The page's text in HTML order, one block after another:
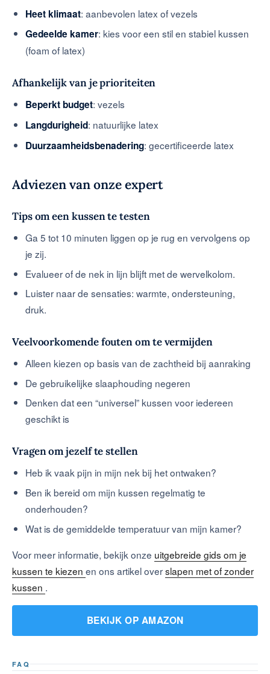
Heet klimaat: aanbevolen latex of vezels
Gedeelde kamer: kies voor een stil en stabiel kussen
(foam of latex)
Afhankelijk van je prioriteiten
Beperkt budget: vezels
Langdurigheid: natuurlijke latex
Duurzaamheidsbenadering: gecertificeerde latex
Adviezen van onze expert
Tips om een kussen te testen
Ga 5 tot 10 minuten liggen op je rug en vervolgens op
je zij.
Evalueer of de nek in lijn blijft met de wervelkolom.
Luister naar de sensaties: warmte, ondersteuning,
druk.
Veelvoorkomende fouten om te vermijden
Alleen kiezen op basis van de zachtheid bij aanraking
De gebruikelijke slaaphouding negeren
Denken dat een “universel” kussen voor iedereen
geschikt is
Vragen om jezelf te stellen
Heb ik vaak pijn in mijn nek bij het ontwaken?
Ben ik bereid om mijn kussen regelmatig te
onderhouden?
Wat is de gemiddelde temperatuur van mijn kamer?
Voor meer informatie, bekijk onze uitgebreide gids om je
kussen te kiezen en ons artikel overslapen met of zonder
kussen .
BEKIJK OP AMAZON
FAQ